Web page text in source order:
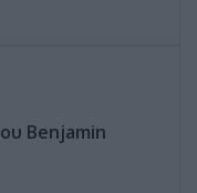
Benjamin